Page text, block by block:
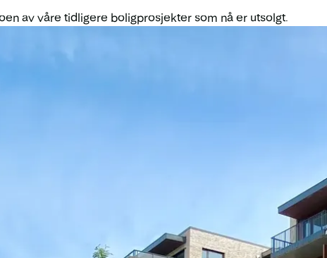
av våre tidligere boligprosjekter som nå er utsolgt.